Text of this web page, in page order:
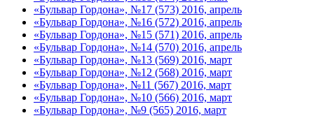
«Бульвар Гордона», №17 (573) 2016, апрель
«Бульвар Гордона», №16 (572) 2016, апрель
«Бульвар Гордона», №15 (571) 2016, апрель
«Бульвар Гордона», №14 (570) 2016, апрель
«Бульвар Гордона», №13 (569) 2016, март
«Бульвар Гордона», №12 (568) 2016, март
«Бульвар Гордона», №11 (567) 2016, март
«Бульвар Гордона», №10 (566) 2016, март
«Бульвар Гордона», №9 (565) 2016, март